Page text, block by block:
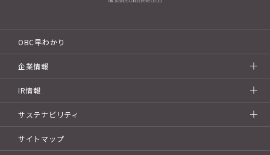
OBC早わかり
企業情報
IR情報
サステナビリティ
サイトマップ